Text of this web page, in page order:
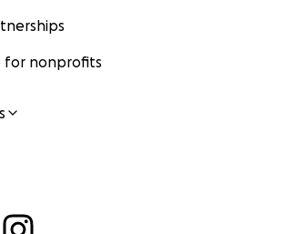
for nonprofits